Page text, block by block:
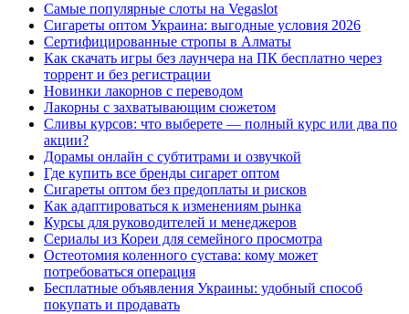
Самые популярные слоты на Vegaslot
Сигареты оптом Украина: выгодные условия 2026
Сертифицированные стропы в Алматы
Как скачать игры без лаунчера на ПК бесплатно через
торрент и без регистрации
Новинки лакорнов с переводом
Лакорны с захватывающим сюжетом
Сливы курсов: что выберете — полный курс или два по
акции?
Дорамы онлайн с субтитрами и озвучкой
Где купить все бренды сигарет оптом
Сигареты оптом без предоплаты и рисков
Как адаптироваться к изменениям рынка
Курсы для руководителей и менеджеров
Сериалы из Кореи для семейного просмотра
Остеотомия коленного сустава: кому может
потребоваться операция
Бесплатные объявления Украины: удобный способ
покупать и продавать